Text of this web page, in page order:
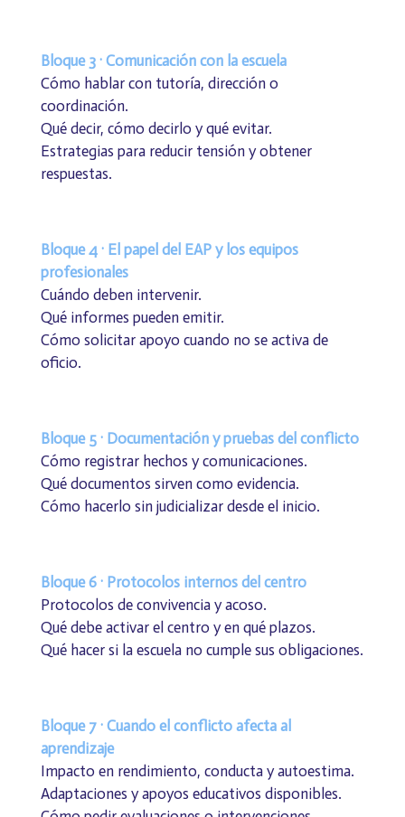
Bloque 3 · Comunicación con la escuela
Cómo hablar con tutoría, dirección o
coordinación.
Qué decir, cómo decirlo y qué evitar.
Estrategias para reducir tensión y obtener
respuestas.
Bloque 4 · El papel del EAP y los equipos
profesionales
Cuándo deben intervenir.
Qué informes pueden emitir.
Cómo solicitar apoyo cuando no se activa de
oficio.
Bloque 5 · Documentación y pruebas del conflicto
Cómo registrar hechos y comunicaciones.
Qué documentos sirven como evidencia.
Cómo hacerlo sin judicializar desde el inicio.
Bloque 6 · Protocolos internos del centro
Protocolos de convivencia y acoso.
Qué debe activar el centro y en qué plazos.
Qué hacer si la escuela no cumple sus obligaciones.
Bloque 7 · Cuando el conflicto afecta al
aprendizaje
Impacto en rendimiento, conducta y autoestima.
Adaptaciones y apoyos educativos disponibles.